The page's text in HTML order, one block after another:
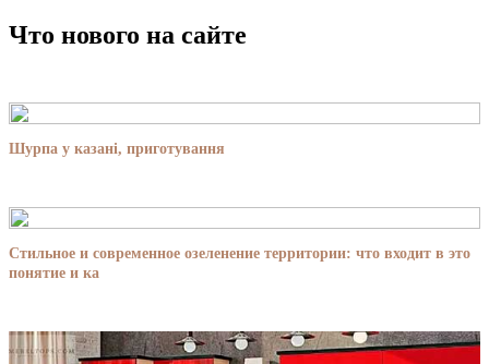
Что нового на сайте
Шурпа у казані, приготування
Стильное и современное озеленение территории: что входит в это
понятие и ка